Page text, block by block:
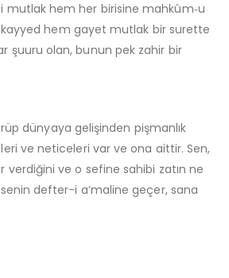
mutlak hem her birisine mahkûm‑u
hem gayet mutlak bir surette
şuuru olan, bunun pek zahir bir
dünyaya gelişinden pişmanlık
ve neticeleri var ve ona aittir. Sen,
ve o sefine sahibi zatın ne
defter-i a’maline geçer, sana